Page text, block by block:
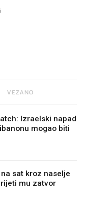
VEZANO
Izraelski napad
mogao biti
sat kroz naselje
mu zatvor